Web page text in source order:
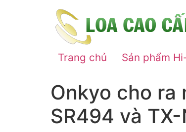
Trang chủ Sản phẩm
Onkyo cho ra
SR494 và